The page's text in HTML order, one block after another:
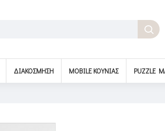
ΔΙΑΚΌΣΜΗΣΗ MOBILE ΚΟΎΝΙΑΣ PUZZLE